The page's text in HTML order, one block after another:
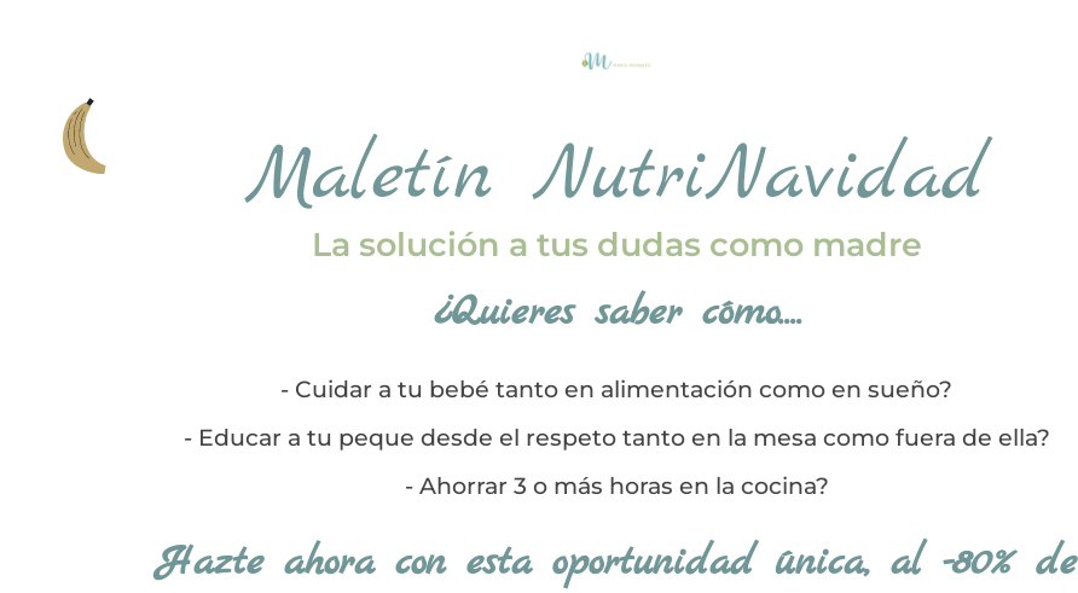
Maletín NutriNavidad
La solución a tus dudas como madre
¿Quieres saber cómo....
- Cuidar a tu bebé tanto en alimentación como en sueño?
- Educar a tu peque desde el respeto tanto en la mesa como fuera de ella?
- Ahorrar 3 o más horas en la cocina?
Hazte ahora con esta oportunidad única, al -80% de